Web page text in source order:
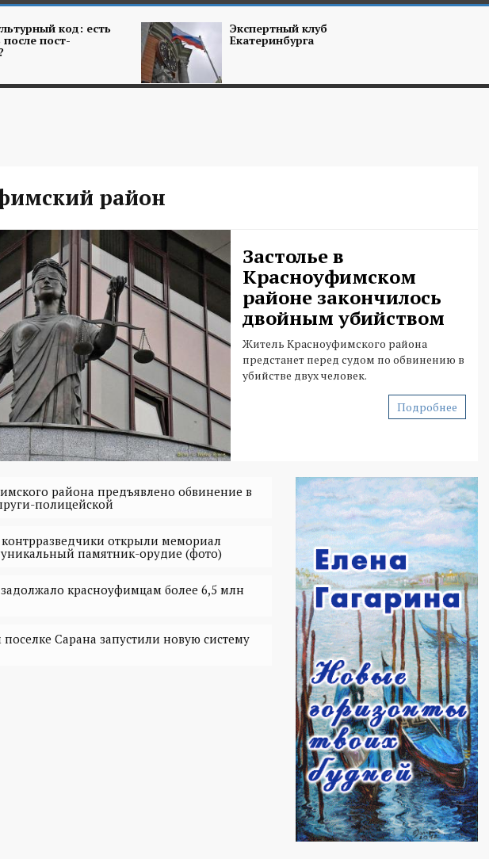
код: есть
пост-
Экспертный клуб
Екатеринбурга
район
Застолье в
Красноуфимском
районе закончилось
двойным убийством
Житель Красноуфимского района
предстанет перед судом по обвинению в
убийстве двух человек.
Подробнее
района предъявлено обвинение в
полицейской
открыли мемориал
памятник-орудие (фото)
красноуфимцам более 6,5 млн
Сарана запустили новую систему